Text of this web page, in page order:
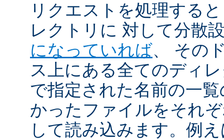
リクエストを処理する
レクトリに 対して分散
になっていれば、 その
ス上にある全てのディ
で指定された名前の一
かったファイルをそれ
して読み込みます。例